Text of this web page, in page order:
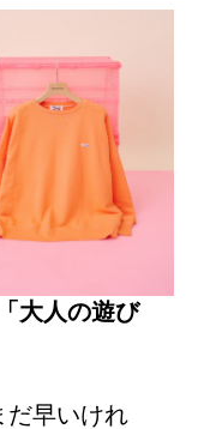
大人の遊び
だ早いけれ